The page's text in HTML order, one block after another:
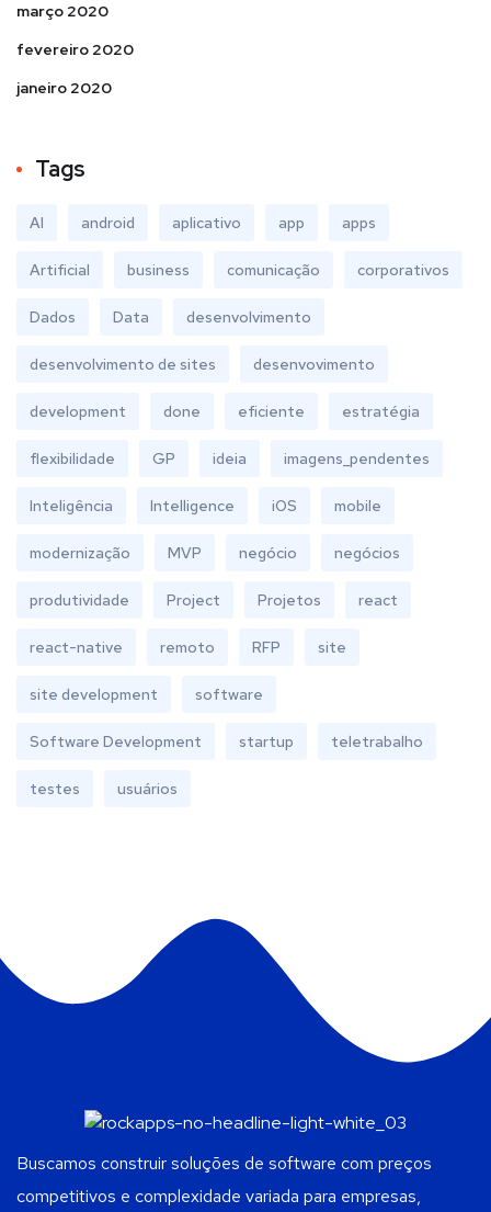
março 2020
fevereiro 2020
janeiro 2020
Tags
AI android aplicativo app apps
Artificial business comunicação corporativos
Dados Data desenvolvimento
desenvolvimento de sites desenvovimento
development done eficiente estratégia
flexibilidade GP ideia imagens_pendentes
Inteligência Intelligence iOS mobile
modernização MVP negócio negócios
produtividade Project Projetos react
react-native remoto RFP site
site development software
Software Development startup teletrabalho
testes usuários
Buscamos construir soluções de software com preços
competitivos e complexidade variada para empresas,